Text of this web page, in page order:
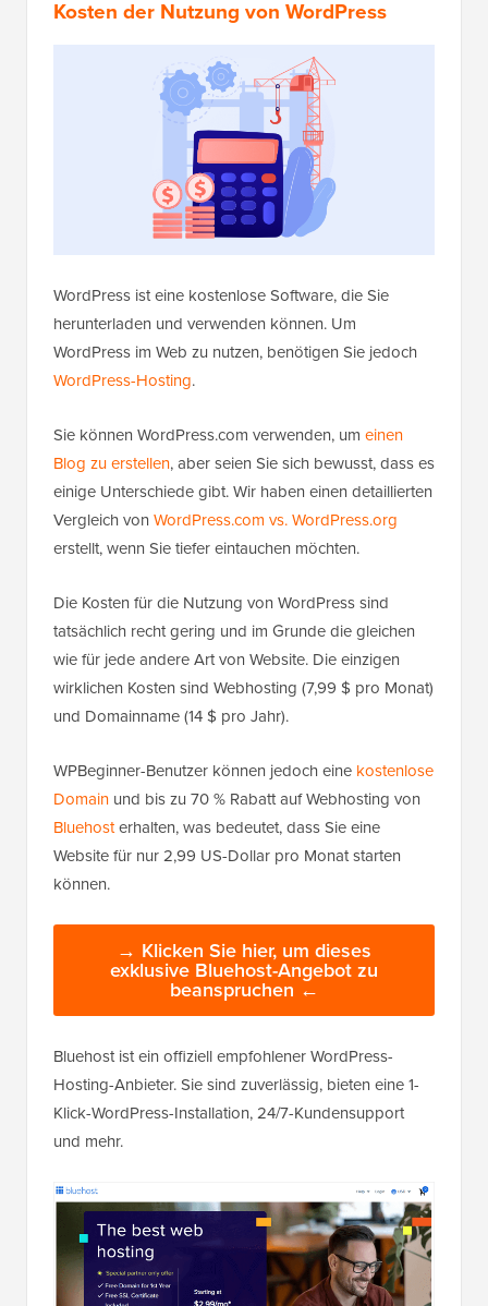
Kosten der Nutzung von WordPress
WordPress ist eine kostenlose Software, die Sie
herunterladen und verwenden können. Um
WordPress im Web zu nutzen, benötigen Sie jedoch
WordPress-Hosting.
Sie können WordPress.com verwenden, um einen
Blog zu erstellen, aber seien Sie sich bewusst, dass es
einige Unterschiede gibt. Wir haben einen detaillierten
Vergleich von WordPress.com vs. WordPress.org
erstellt, wenn Sie tiefer eintauchen möchten.
Die Kosten für die Nutzung von WordPress sind
tatsächlich recht gering und im Grunde die gleichen
wie für jede andere Art von Website. Die einzigen
wirklichen Kosten sind Webhosting (7,99 $ pro Monat)
und Domainname (14 $ pro Jahr).
WPBeginner-Benutzer können jedoch eine kostenlose
Domain und bis zu 70 % Rabatt auf Webhosting von
Bluehosterhalten, was bedeutet, dass Sie eine
Website für nur 2,99 US-Dollar pro Monat starten
können.
→ Klicken Sie hier, um dieses
exklusive Bluehost-Angebot zu
beanspruchen ←
Bluehost ist ein offiziell empfohlener WordPress-
Hosting-Anbieter. Sie sind zuverlässig, bieten eine 1-
Klick-WordPress-Installation, 24/7-Kundensupport
und mehr.